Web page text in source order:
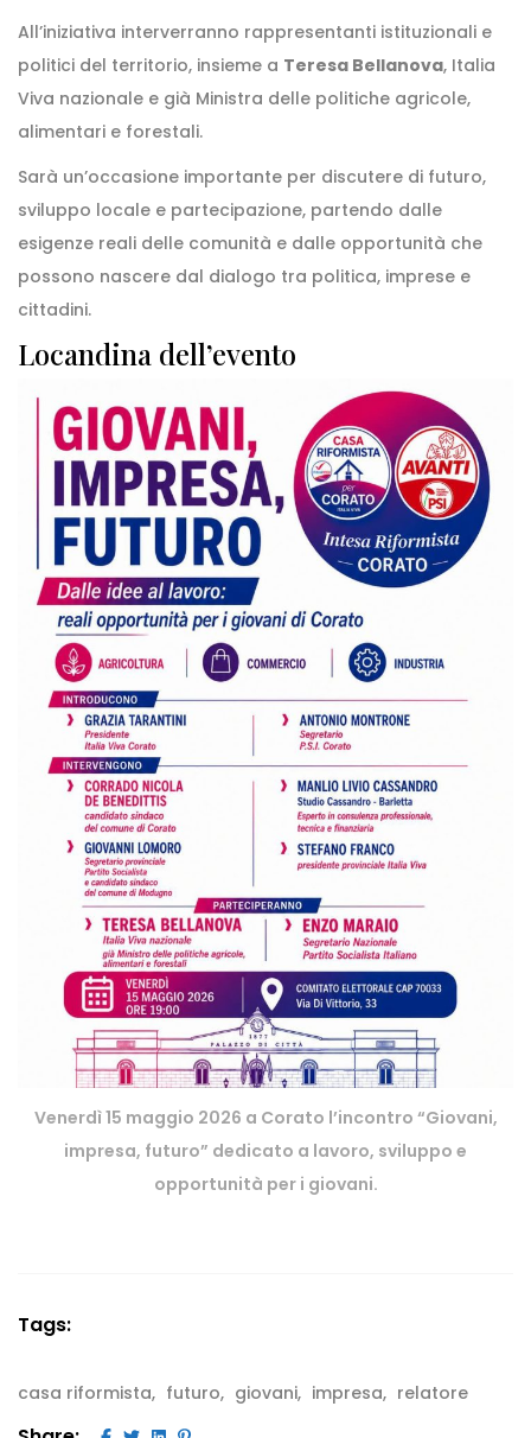
All’iniziativa interverranno rappresentanti istituzionali e
politici del territorio, insieme a Teresa Bellanova, Italia
Viva nazionale e già Ministra delle politiche agricole,
alimentari e forestali.
Sarà un’occasione importante per discutere di futuro,
sviluppo locale e partecipazione, partendo dalle
esigenze reali delle comunità e dalle opportunità che
possono nascere dal dialogo tra politica, imprese e
cittadini.
Locandina dell’evento
Venerdì 15 maggio 2026 a Corato l’incontro “Giovani,
impresa, futuro” dedicato a lavoro, sviluppo e
opportunità per i giovani.
Tags:
casa riformista futuro giovani impresa relatore